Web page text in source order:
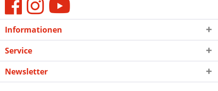
Informationen
Service
Newsletter